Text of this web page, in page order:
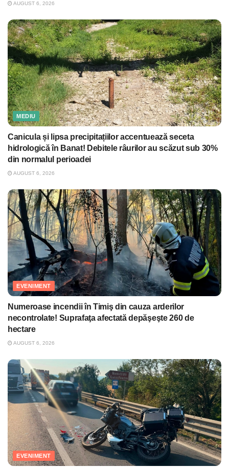
AUGUST 6, 2026
MEDIU
Canicula și lipsa precipitațiilor accentuează seceta
hidrologică în Banat! Debitele râurilor au scăzut sub 30%
din normalul perioadei
AUGUST 6, 2026
EVENIMENT
Numeroase incendii în Timiş din cauza arderilor
necontrolate! Suprafaţa afectată depăşeşte 260 de
hectare
AUGUST 6, 2026
EVENIMENT